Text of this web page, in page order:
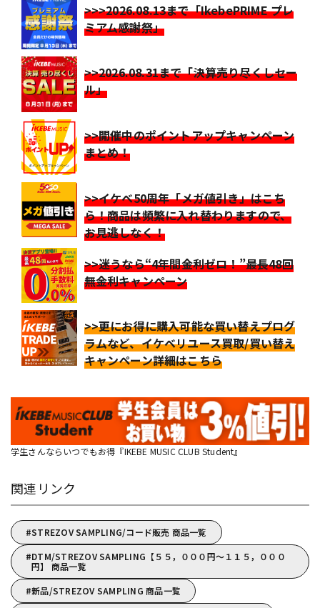
>>>2026.08.13まで「IkebePRIME プレ
ミアム感謝祭」
>>2026.08.31まで「決算売り尽くしセー
ル」
>>開催中のポイントアップキャンペーン
まとめ！
>>イケベ50周年「メガ値引き」はこち
ら！商品は頻繁に入れ替わりますので、
お見逃しなく！
>>迷うなら“4年間金利ゼロ！”最長48回
無金利キャンペーン
>>更にお得に購入可能な買い替えプログ
ラムなど、イケベリユース買取/買い替え
キャンペーン詳細はこちら
学生さんならいつでもお得『IKEBE MUSIC CLUB Student』
関連リンク
STREZOV SAMPLING/コード販売 商品一覧
DTM/STREZOV SAMPLING【５５，０００円～１１５，０００
円】 商品一覧
新品/STREZOV SAMPLING 商品一覧